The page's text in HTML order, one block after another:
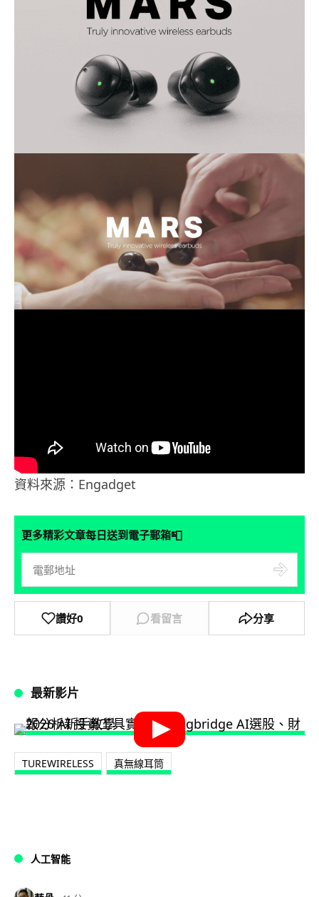
資料來源：Engadget
更多精彩文章每日送到電子郵箱📮
讚好0 看留言 分享
最新影片
TUREWIRELESS 真無線耳筒
人工智能